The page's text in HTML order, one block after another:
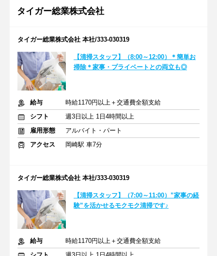
タイガー総業株式会社
タイガー総業株式会社 本社/333-030319
【清掃スタッフ】（8:00～12:00）＊簡単お
掃除＊家事・プライベートとの両立も◎
給与
時給1170円以上＋交通費全額支給
シフト
週3日以上 1日4時間以上
雇用形態
アルバイト・パート
アクセス
岡崎駅 車7分
タイガー総業株式会社 本社/333-030319
【清掃スタッフ】（7:00～11:00）”家事の経
験”を活かせるモクモク清掃です♪
給与
時給1170円以上＋交通費全額支給